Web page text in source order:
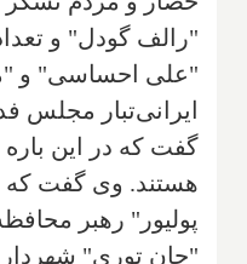
"رالف گودل" و
"علی احساسی" و
ایرانی‌تبار مجلس
گفت که در این
هستند. وی گفت
پولیور" رهبر
"جان توری" شهردار